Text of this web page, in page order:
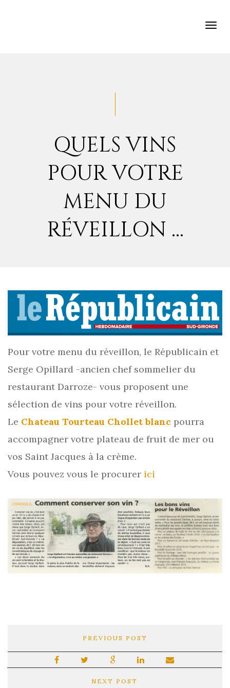
QUELS VINS
POUR VOTRE
MENU DU
RÉVEILLON …
Pour votre menu du réveillon, le Républicain et
Serge Opillard -ancien chef sommelier du
restaurant Darroze- vous proposent une
sélection de vins pour votre réveillon.
Le Chateau Tourteau Chollet blanc pourra
accompagner votre plateau de fruit de mer ou
vos Saint Jacques à la crème.
Vous pouvez vous le procurer ici
PREVIOUS POST
NEXT POST